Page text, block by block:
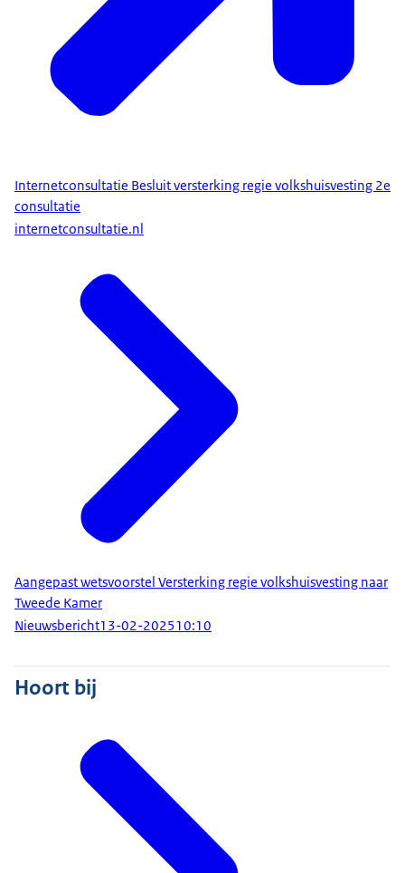
Internetconsultatie Besluit versterking regie volkshuisvesting 2e
consultatie
internetconsultatie.nl
Aangepast wetsvoorstel Versterking regie volkshuisvesting naar
Tweede Kamer
Nieuwsbericht13-02-202510:10
Hoort bij